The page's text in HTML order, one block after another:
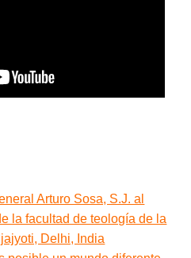
Arturo Sosa, S.J. al
la facultad de teología de la
Delhi, India